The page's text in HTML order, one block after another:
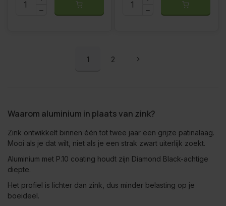
1 2
Waarom aluminium in plaats van zink?
Zink ontwikkelt binnen één tot twee jaar een grijze patinalaag.
Mooi als je dat wilt, niet als je een strak zwart uiterlijk zoekt.
Aluminium met P.10 coating houdt zijn Diamond Black-achtige
diepte.
Het profiel is lichter dan zink, dus minder belasting op je
boeideel.